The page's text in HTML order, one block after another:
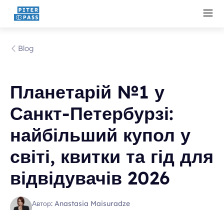
Blog
Планетарій №1 у
Санкт-Петербурзі:
найбільший купол у
світі, квитки та гід для
відвідувачів 2026
Автор: Anastasia Maisuradze